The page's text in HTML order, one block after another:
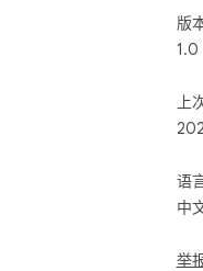
版
1.0
上
举
语
中